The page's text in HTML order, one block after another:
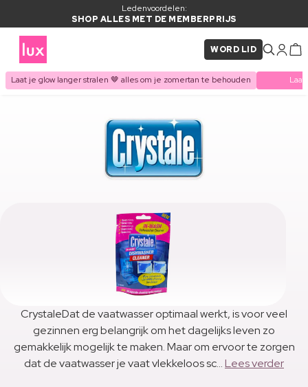
Ledenvoordelen:
SHOP ALLES MET DE MEMBERPRIJS
WORD LID
Laat je glow langer stralen 🤎 alles om je zomertan te behouden
CrystaleDat de vaatwasser optimaal werkt, is voor veel
gezinnen erg belangrijk om het dagelijks leven zo
gemakkelijk mogelijk te maken. Maar om ervoor te zorgen
dat de vaatwasser je vaat vlekkeloos sc...Lees verder